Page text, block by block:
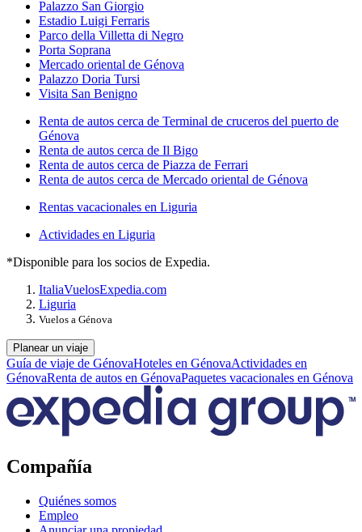
Palazzo San Giorgio
Estadio Luigi Ferraris
Parco della Villetta di Negro
Porta Soprana
Mercado oriental de Génova
Palazzo Doria Tursi
Visita San Benigno
Renta de autos cerca de Terminal de cruceros del puerto de
Génova
Renta de autos cerca de Il Bigo
Renta de autos cerca de Piazza de Ferrari
Renta de autos cerca de Mercado oriental de Génova
Rentas vacacionales en Liguria
Actividades en Liguria
*Disponible para los socios de Expedia.
ItaliaVuelosExpedia.com
Liguria
Vuelos a Génova
Planear un viaje
Guía de viaje de GénovaHoteles en GénovaActividades en
GénovaRenta de autos en GénovaPaquetes vacacionales en Génova
Compañía
Quiénes somos
Empleo